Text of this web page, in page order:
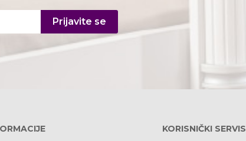
Prijavite se
KORISNIČKI SERVIS